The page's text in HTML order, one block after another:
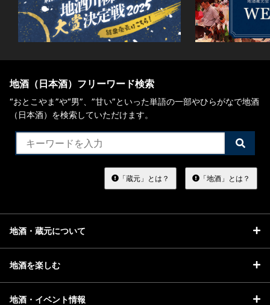
地酒（日本酒）フリーワード検索
“おとこやま”や“男”、”甘い”といった単語の一部やひらがなで地酒
（日本酒）を検索していただけます。
検
索
る
「蔵元」とは？ 「地酒」とは？
地酒・蔵元について
地酒を楽しむ
地酒・イベント情報